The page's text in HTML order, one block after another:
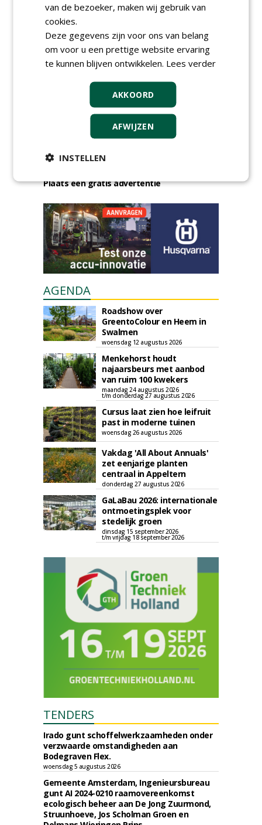
GREEN OUTLET
Iedereen kan gratis kleine advertenties
plaatsen via zijn eigen account.
Plaats een gratis advertentie
AGENDA
Roadshow over
GreentoColour en Heem in
Swalmen
woensdag 12 augustus 2026
Menkehorst houdt
najaarsbeurs met aanbod
van ruim 100 kwekers
maandag 24 augustus 2026
t/m donderdag 27 augustus 2026
Cursus laat zien hoe leifruit
past in moderne tuinen
woensdag 26 augustus 2026
Vakdag 'All About Annuals'
zet eenjarige planten
centraal in Appeltern
donderdag 27 augustus 2026
GaLaBau 2026: internationale
ontmoetingsplek voor
stedelijk groen
dinsdag 15 september 2026
t/m vrijdag 18 september 2026
TENDERS
Irado gunt schoffelwerkzaamheden onder
verzwaarde omstandigheden aan
Bodegraven Flex.
woensdag 5 augustus 2026
Gemeente Amsterdam, Ingenieursbureau
gunt AI 2024-0210 raamovereenkomst
ecologisch beheer aan De Jong Zuurmond,
Struunhoeve, Jos Scholman Groen en
van de bezoeker, maken wij gebruik van
cookies.
Deze gegevens zijn voor ons van belang
om voor u een prettige website ervaring
te kunnen blijven ontwikkelen. Lees verder
AKKOORD
AFWIJZEN
INSTELLEN